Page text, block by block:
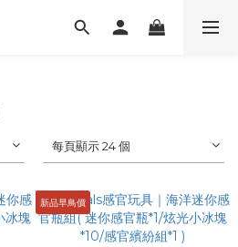
每頁顯示 24 個
新品早鳥價